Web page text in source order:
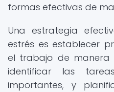
formas efectivas de
Una estrategia
estrés es establecer
el trabajo de manera
identificar las
importantes, y